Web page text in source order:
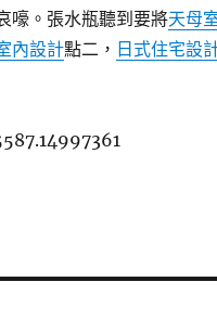
嚎。張水瓶聽到要將天母
內設計點二， 日式住宅設